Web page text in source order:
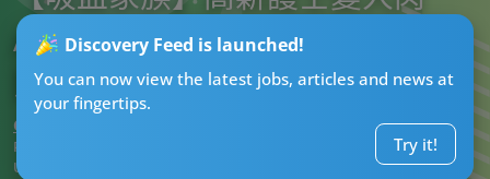
Discovery Feed is launched!
You can now view the latest jobs, articles and news at
your fingertips.
Try it!
ATM！親戚要求資助買樓首期 網
民教體面拒絕大法！
CTgoodjobs’ Editor
Published:
Updated: